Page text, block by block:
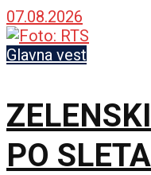
zabranjen
KiM
07.08.2026
Glavna vest
PO